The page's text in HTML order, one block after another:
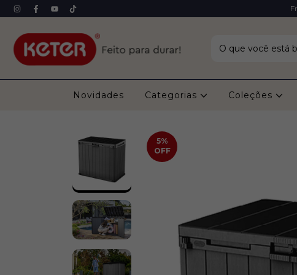
Novidades Categorias Coleções
5%
OFF